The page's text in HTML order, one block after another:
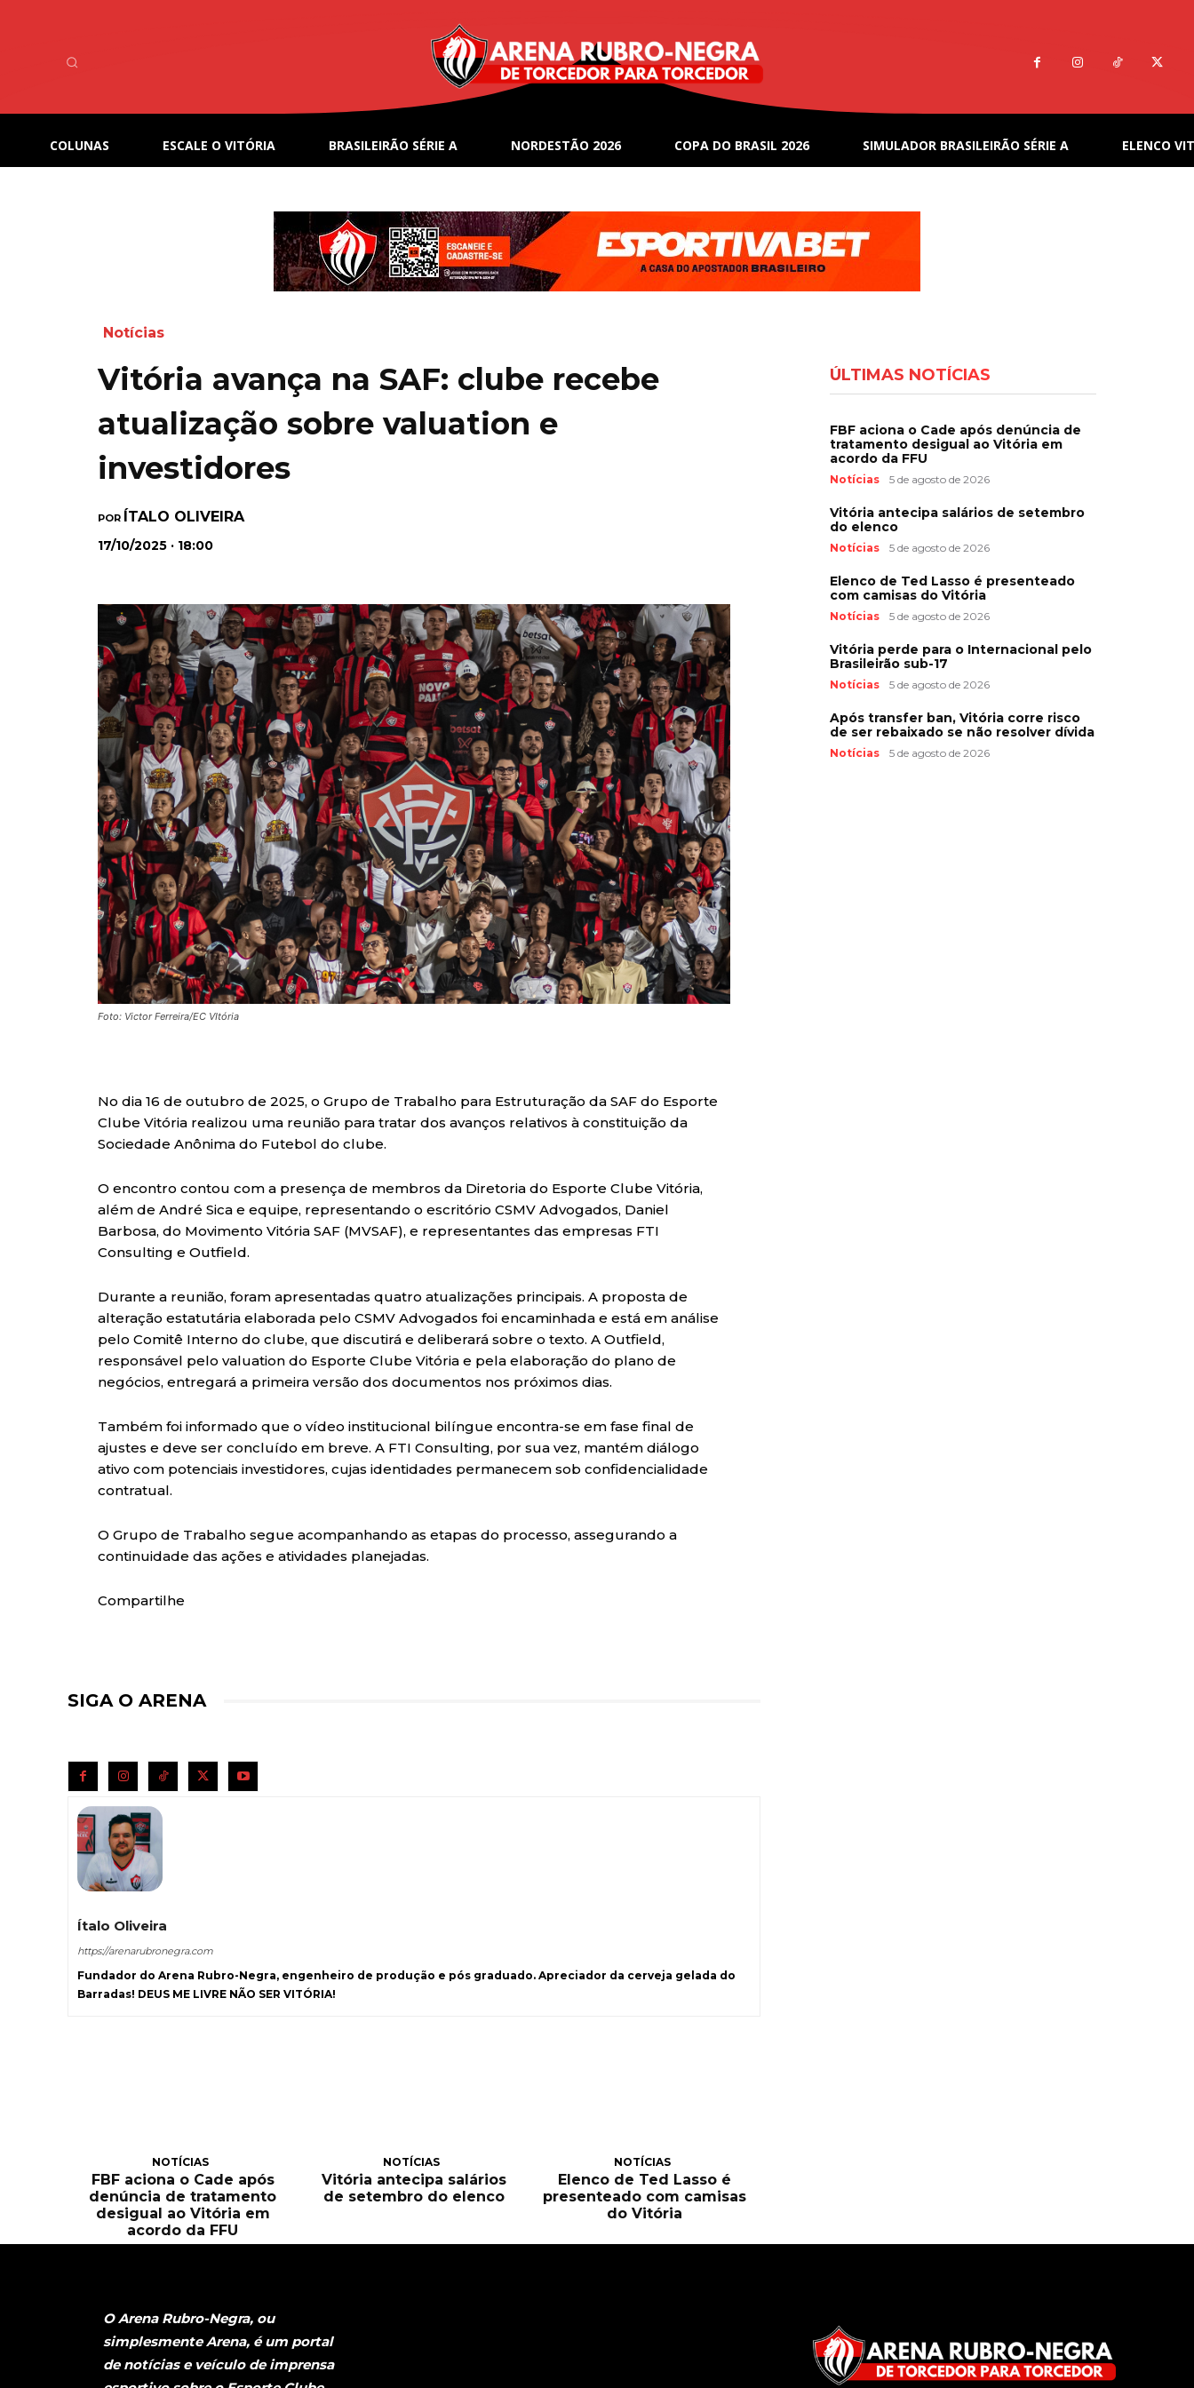
COLUNAS ESCALE O VITÓRIA BRASILEIRÃO SÉRIE A NORDESTÃO 2026 COPA DO BRASIL 2026 SIMULADOR BRASILEIRÃO SÉRIE A ELENCO
Notícias
Vitória avança na SAF: clube recebe
atualização sobre valuation e
investidores
POR ÍTALO OLIVEIRA
17/10/2025 · 18:00
Foto: Victor Ferreira/EC VItória
No dia 16 de outubro de 2025, o Grupo de Trabalho para Estruturação da SAF do Esporte
Clube Vitória realizou uma reunião para tratar dos avanços relativos à constituição da
Sociedade Anônima do Futebol do clube.
O encontro contou com a presença de membros da Diretoria do Esporte Clube Vitória,
além de André Sica e equipe, representando o escritório CSMV Advogados, Daniel
Barbosa, do Movimento Vitória SAF (MVSAF), e representantes das empresas FTI
Consulting e Outfield.
Durante a reunião, foram apresentadas quatro atualizações principais. A proposta de
alteração estatutária elaborada pelo CSMV Advogados foi encaminhada e está em análise
pelo Comitê Interno do clube, que discutirá e deliberará sobre o texto. A Outfield,
responsável pelo valuation do Esporte Clube Vitória e pela elaboração do plano de
negócios, entregará a primeira versão dos documentos nos próximos dias.
Também foi informado que o vídeo institucional bilíngue encontra-se em fase final de
ajustes e deve ser concluído em breve. A FTI Consulting, por sua vez, mantém diálogo
ativo com potenciais investidores, cujas identidades permanecem sob confidencialidade
contratual.
O Grupo de Trabalho segue acompanhando as etapas do processo, assegurando a
continuidade das ações e atividades planejadas.
Compartilhe
SIGA O ARENA
Ítalo Oliveira
https://arenarubronegra.com
Fundador do Arena Rubro-Negra, engenheiro de produção e pós graduado. Apreciador da cerveja gelada do
Barradas! DEUS ME LIVRE NÃO SER VITÓRIA!
NOTÍCIAS
FBF aciona o Cade após
denúncia de tratamento
desigual ao Vitória em
acordo da FFU
NOTÍCIAS
Vitória antecipa salários
de setembro do elenco
NOTÍCIAS
Elenco de Ted Lasso é
presenteado com camisas
do Vitória
ÚLTIMAS NOTÍCIAS
FBF aciona o Cade após denúncia de
tratamento desigual ao Vitória em
acordo da FFU
Notícias 5 de agosto de 2026
Vitória antecipa salários de setembro
do elenco
Notícias 5 de agosto de 2026
Elenco de Ted Lasso é presenteado
com camisas do Vitória
Notícias 5 de agosto de 2026
Vitória perde para o Internacional pelo
Brasileirão sub-17
Notícias 5 de agosto de 2026
Após transfer ban, Vitória corre risco
de ser rebaixado se não resolver dívida
Notícias 5 de agosto de 2026
O Arena Rubro-Negra, ou
simplesmente Arena, é um portal
de notícias e veículo de imprensa